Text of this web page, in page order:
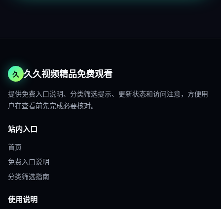
久 久久视频精品免费观看
提供免费入口说明、分类筛选提示、更新状态和访问注意，方便用
户在查看前先完成必要核对。
站内入口
首页
免费入口说明
分类筛选指南
使用说明